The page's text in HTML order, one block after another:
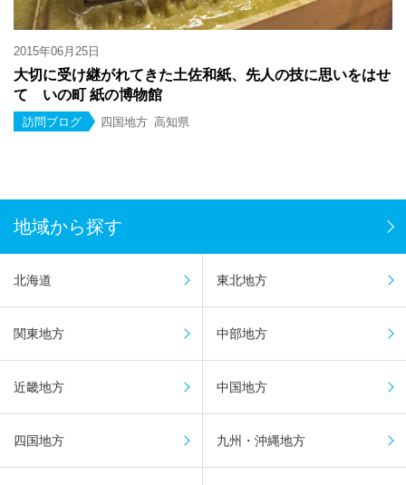
2015年06月25日
大切に受け継がれてきた土佐和紙、先人の技に思いをはせ
て いの町 紙の博物館
訪問ブログ 四国地方 高知県
地域から探す
北海道 東北地方
関東地方 中部地方
近畿地方 中国地方
四国地方 九州・沖縄地方